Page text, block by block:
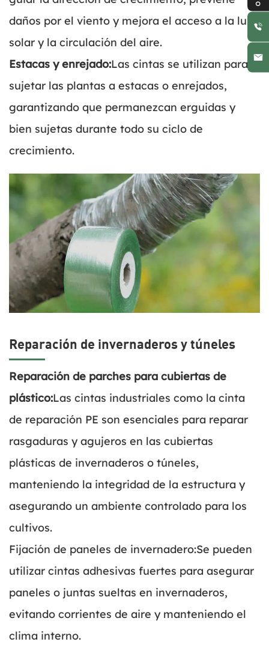
daños por el viento y mejora el acceso a la luz
solar y la circulación del aire.
Estacas y enrejado:Las cintas se utilizan para
sujetar las plantas a estacas o enrejados,
garantizando que permanezcan erguidas y
bien sujetas durante todo su ciclo de
crecimiento.
Reparación de invernaderos y túneles
Reparación de parches para cubiertas de
plástico:Las cintas industriales como la cinta
de reparación PE son esenciales para reparar
rasgaduras y agujeros en las cubiertas
plásticas de invernaderos o túneles,
manteniendo la integridad de la estructura y
asegurando un ambiente controlado para los
cultivos.
Fijación de paneles de invernadero:Se pueden
utilizar cintas adhesivas fuertes para asegurar
paneles o juntas sueltas en invernaderos,
evitando corrientes de aire y manteniendo el
clima interno.